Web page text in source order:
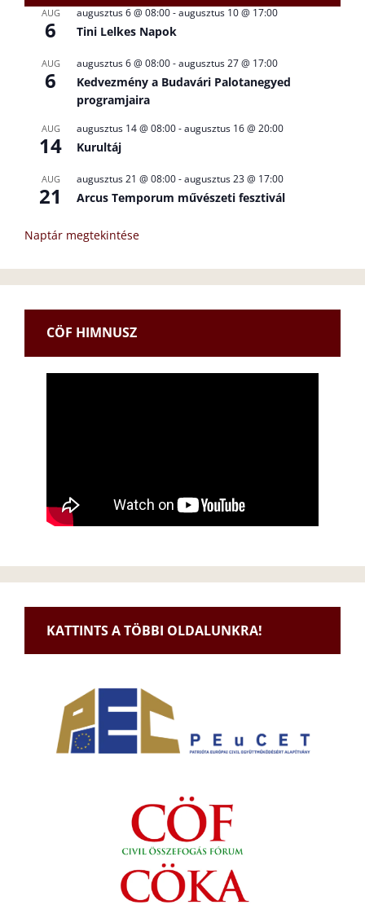
AUG
6
augusztus 6 @ 08:00-augusztus 10 @ 17:00
Tini Lelkes Napok
AUG
6
augusztus 6 @ 08:00-augusztus 27 @ 17:00
Kedvezmény a Budavári Palotanegyed
programjaira
AUG
14
augusztus 14 @ 08:00-augusztus 16 @ 20:00
Kurultáj
AUG
21
augusztus 21 @ 08:00-augusztus 23 @ 17:00
Arcus Temporum művészeti fesztivál
Naptár megtekintése
CÖF HIMNUSZ
KATTINTS A TÖBBI OLDALUNKRA!